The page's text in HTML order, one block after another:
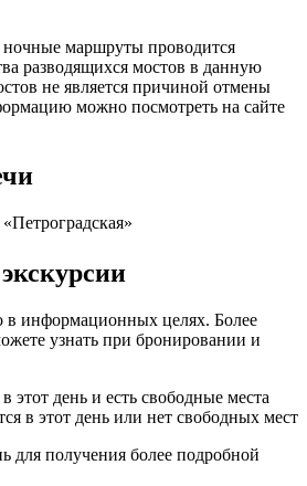
маршруты проводится
разводящихся мостов в данную
не является причиной отмены
можно посмотреть на сайте
в информационных целях. Более
узнать при бронировании и
этот день и есть свободные места
в этот день или нет свободных мест
для получения более подробной